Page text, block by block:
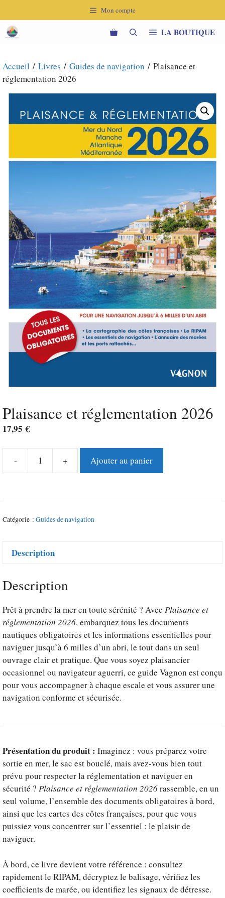
au
contenu
Mon compte
LA BOUTIQUE
Accueil / Livres / Guides de navigation / Plaisance et
réglementation 2026
Plaisance et réglementation 2026
17,95€
-
quantité
réglementation
+ Ajouter au panier
Catégorie : Guides de navigation
Description
Description
Prêt à prendre la mer en toute sérénité ? Avec Plaisance et
réglementation 2026, embarquez tous les documents
nautiques obligatoires et les informations essentielles pour
naviguer jusqu’à 6 milles d’un abri, le tout dans un seul
ouvrage clair et pratique. Que vous soyez plaisancier
occasionnel ou navigateur aguerri, ce guide Vagnon est conçu
pour vous accompagner à chaque escale et vous assurer une
navigation conforme et sécurisée.
Présentation du produit : Imaginez : vous préparez votre
sortie en mer, le sac est bouclé, mais avez-vous bien tout
prévu pour respecter la réglementation et naviguer en
sécurité ? Plaisance et réglementation 2026rassemble, en un
seul volume, l’ensemble des documents obligatoires à bord,
ainsi que les cartes des côtes françaises, pour que vous
puissiez vous concentrer sur l’essentiel : le plaisir de
naviguer.
À bord, ce livre devient votre référence : consultez
rapidement le RIPAM, décryptez le balisage, vérifiez les
coefficients de marée, ou identifiez les signaux de détresse.